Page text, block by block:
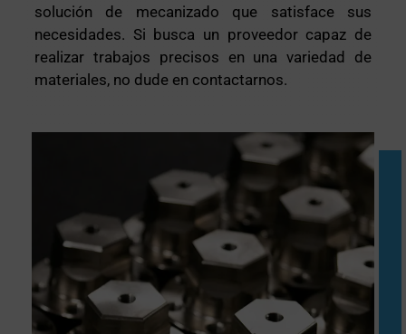
solución de mecanizado que satisface sus
necesidades. Si busca un proveedor capaz de
realizar trabajos precisos en una variedad de
materiales, no dude en contactarnos.